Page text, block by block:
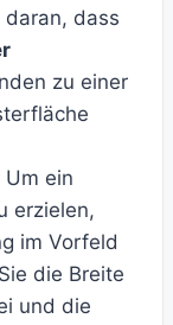
dass
zu einer
Um ein
erzielen,
im Vorfeld
die Breite
und die